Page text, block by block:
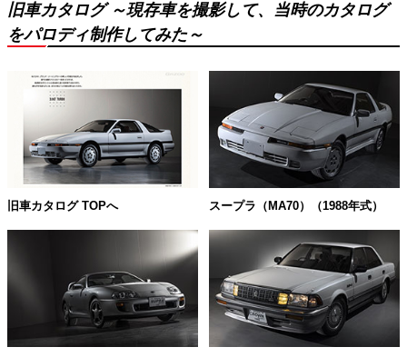
旧車カタログ ～現存車を撮影して、当時のカタログ
をパロディ制作してみた～
旧車カタログ TOPへ スープラ（MA70）（1988年式）